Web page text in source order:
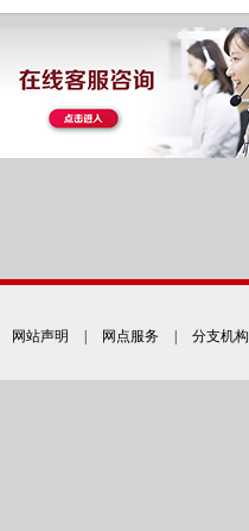
网站声明 网点服务 分支机构